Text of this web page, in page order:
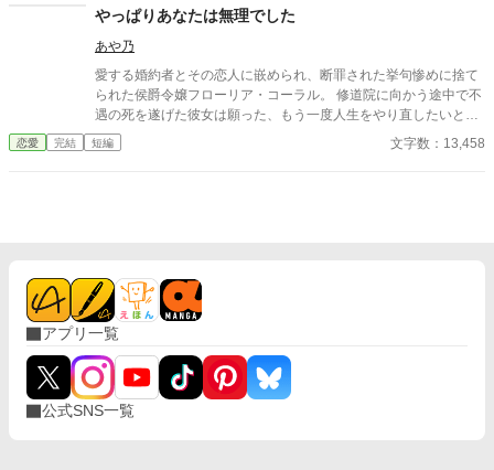
を受けるのだった―― ※神視点。■なろうにも別タイトルで重
複投稿←【ジャンル日間4位】。
やっぱりあなたは無理でした
あや乃
愛する婚約者とその恋人に嵌められ、断罪された挙句惨めに捨て
られた侯爵令嬢フローリア・コーラル。 修道院に向かう途中で不
遇の死を遂げた彼女は願った、もう一度人生をやり直したいと―
― 目覚めた時彼女の時間は半年前に巻き戻っていた。 今度こそ第
一王子ジュリアンの心を取り戻し「愛する人から愛される」とい
恋愛 完結 短編 文字数：13,458
アプリ一覧
公式SNS一覧